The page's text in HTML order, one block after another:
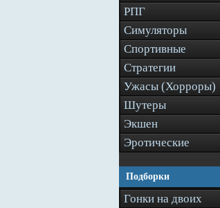
РПГ
Симуляторы
Спортивные
Стратегии
Ужасы (Хорроры)
Шутеры
Экшен
Эротические
Подборки
Гонки на двоих